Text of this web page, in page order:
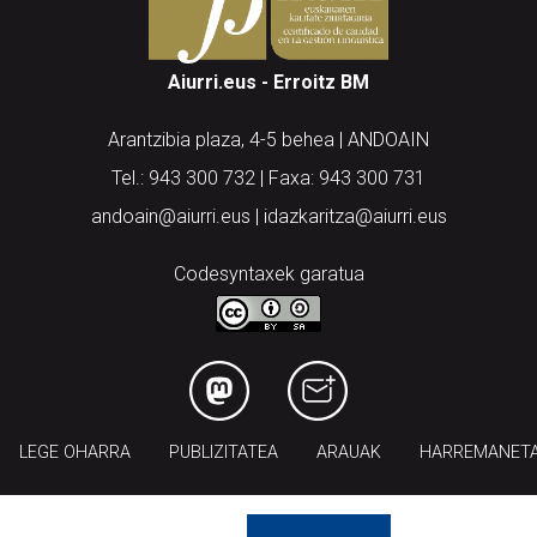
Aiurri.eus - Erroitz BM
Arantzibia plaza, 4-5 behea | ANDOAIN
Tel.: 943 300 732 | Faxa: 943 300 731
andoain@aiurri.eus | idazkaritza@aiurri.eus
Codesyntaxek garatua
LEGE OHARRA PUBLIZITATEA ARAUAK